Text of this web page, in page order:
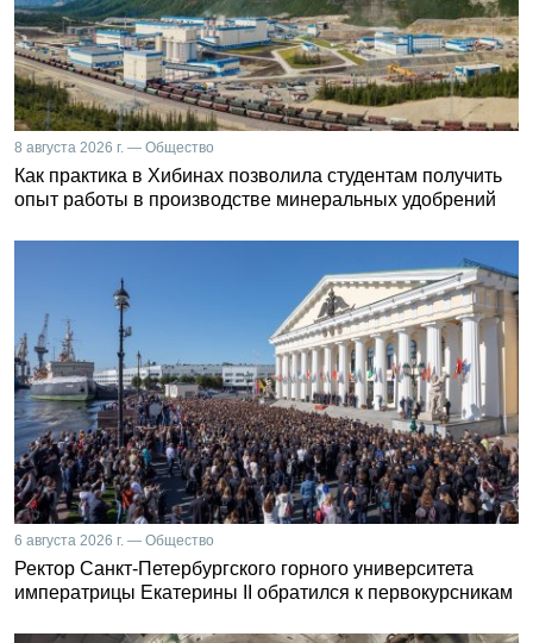
8 августа 2026 г. — Общество
Как практика в Хибинах позволила студентам получить
опыт работы в производстве минеральных удобрений
6 августа 2026 г. — Общество
Ректор Санкт-Петербургского горного университета
императрицы Екатерины II обратился к первокурсникам